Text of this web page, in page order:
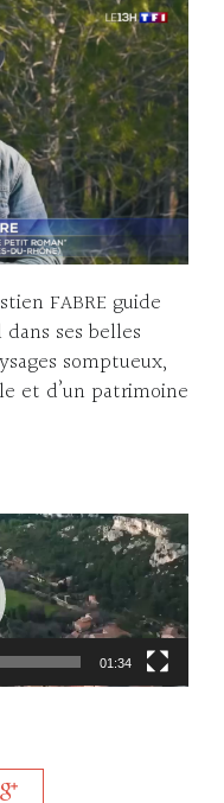
FABRE guide
ses belles
somptueux,
et d’un patrimoine
01:34